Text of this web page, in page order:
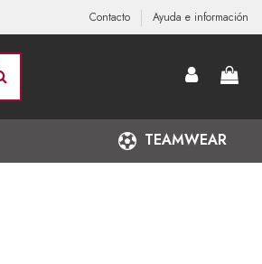
Contacto Ayuda e información
TEAMWEAR